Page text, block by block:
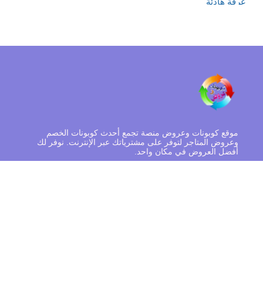
موقع كوبونات وعروض منصة تجمع أحدث كوبونات الخصم
وعروض المتاجر لتوفر على مشترياتك عبر الإنترنت. نوفر لك
أفضل العروض في مكان واحد.